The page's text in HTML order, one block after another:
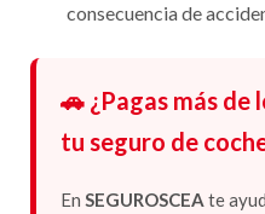
consecuencia de
🚗 ¿Pagas más de
tu seguro de
En SEGUROSCEA te